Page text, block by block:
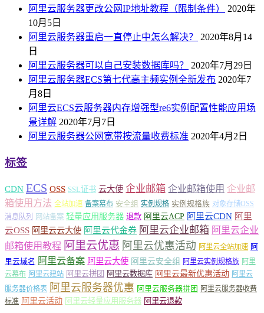
阿里云服务器更改公网IP地址教程（限制条件）
2020年
10月5日
阿里云服务器重启一直停止中怎么解决？
2020年8月14
日
阿里云服务器可以自己安装数据库吗？
2020年7月29日
阿里云服务器ECS第七代高主频实例全新发布 2020年7
月8日
阿里云ECS云服务器内存增强型re6实例配置性能应用场
景详解 2020年7月7日
阿里云服务器公网宽带按流量收费标准 2020年4月2日
标签
CDN ECS OSS SSL证书 云大使 企业邮箱 企业邮箱使用 企业邮
箱使用方法 全站加速 备案幕布 安全组 实例规格 实例规格族 对象存储OSS
消息队列
网站备案 轻量应用服务器 退款 阿里云ACP 阿里云CDN 阿里
云OSS 阿里云云大使 阿里云代金券 阿里云企业邮箱 阿里云企业
邮箱使用教程 阿里云优惠 阿里云优惠活动 阿里云全站加速 阿
里云域名 阿里云备案 阿里云大使 阿里云安全组 阿里云实例规格族 阿里
云幕布 阿里云建站 阿里云拼团 阿里云数据库 阿里云最新优惠活动 阿里云
服务器价格表 阿里云服务器优惠 阿里云服务器拼团 阿里云服务器收费
标准 阿里云活动 阿里云轻量应用服务器 阿里云退款